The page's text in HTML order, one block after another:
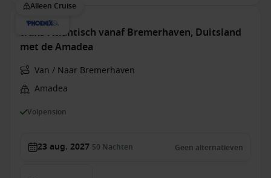
Alleen Cruise
trans-Atlantisch vanaf Bremerhaven, Duitsland
met de Amadea
Van / Naar Bremerhaven
Amadea
Volpension
23 aug. 2027 50 Nachten Geen alternatieven